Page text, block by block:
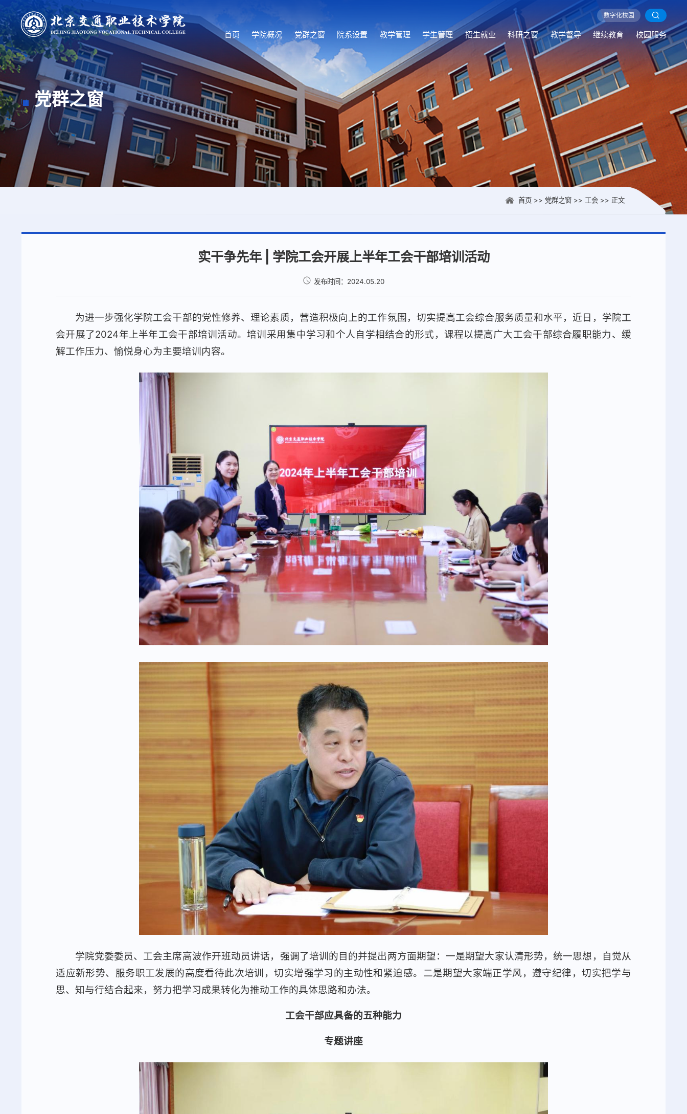
数字化校园
数字化校园
数字化校园
数字化校园
数字化校园
数字化校园
数字化校园
数字化校园
数字化校园
数字化校园
数字化校园
数字化校园
数字化校园
数字化校园
数字化校园
数字化校园
数字化校园
数字化校园
数字化校园
数字化校园
数字化校园
数字化校园
数字化校园
数字化校园
数字化校园
数字化校园
数字化校园
数字化校园
数字化校园
数字化校园
数字化校园
数字化校园
数字化校园
数字化校园
数字化校园
数字化校园
数字化校园
数字化校园
数字化校园
数字化校园
数字化校园
数字化校园
数字化校园
数字化校园
数字化校园
数字化校园
数字化校园
数字化校园
数字化校园
数字化校园
数字化校园
数字化校园
数字化校园
数字化校园
数字化校园
数字化校园
数字化校园
数字化校园
数字化校园
数字化校园
数字化校园
数字化校园